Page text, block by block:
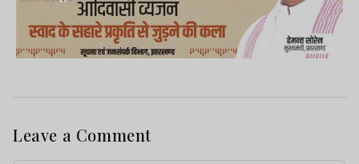
Leave a Comment